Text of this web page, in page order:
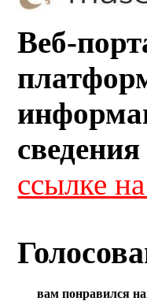
Веб-
ссылке
вам понравился